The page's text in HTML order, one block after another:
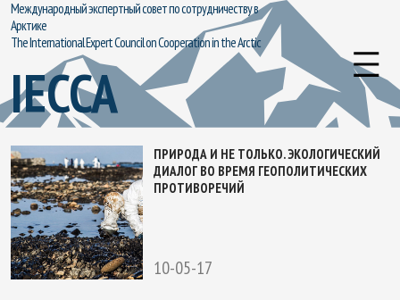
Международный экспертный совет по сотрудничеству в
Арктике
The International Expert Council on Cooperation in the Arctic
IECCA
ПРИРОДА И НЕ ТОЛЬКО. ЭКОЛОГИЧЕСКИЙ
ДИАЛОГ ВО ВРЕМЯ ГЕОПОЛИТИЧЕСКИХ
ПРОТИВОРЕЧИЙ
10-05-17